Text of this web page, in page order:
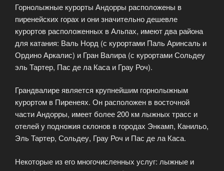
Горнолыжные курорты Андорры расположены в
пиренейских горах и они значительно дешевле
курортов расположенных в Альпах, имеют два района
для катания: Валь Норд (с курортами Паль Аринсаль и
Ордино Аркалис) и Гран Валира (с курортами Сольдеу
эль Тартер, Пас де ла Каса и Грау Роч).
Грандвалире является крупнейшим горнолыжным
курортом в Пиренеях. Он расположен в восточной
части Андорры, имеет более 200 км лыжных трасс и
отелей у подножия склонов в городах Энкамп, Канильо,
Эль Тартер, Сольдеу, Грау Роч и Пас де ла Каса.
Некоторые из его многочисленных услуг: лыжные и